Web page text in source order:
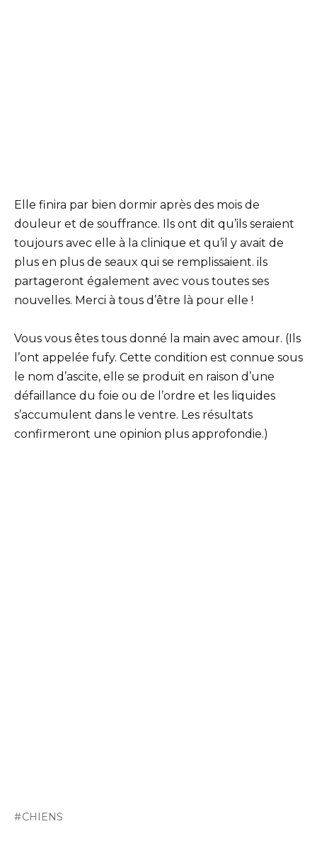
Elle finira par bien dormir après des mois de
douleur et de souffrance. Ils ont dit qu’ils seraient
toujours avec elle à la clinique et qu’il y avait de
plus en plus de seaux qui se remplissaient. ils
partageront également avec vous toutes ses
nouvelles. Merci à tous d’être là pour elle !
Vous vous êtes tous donné la main avec amour. (Ils
l’ont appelée fufy. Cette condition est connue sous
le nom d’ascite, elle se produit en raison d’une
défaillance du foie ou de l’ordre et les liquides
s’accumulent dans le ventre. Les résultats
confirmeront une opinion plus approfondie.)
CHIENS